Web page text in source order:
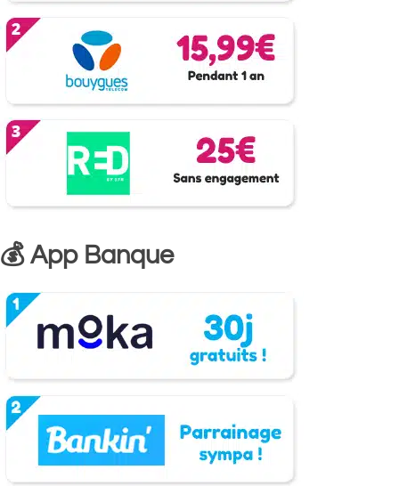
💰 App Banque